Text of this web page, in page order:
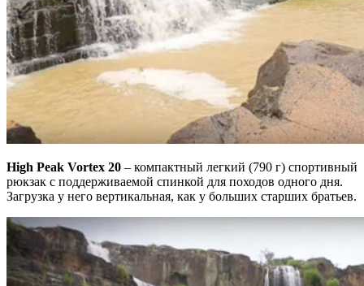
High Peak Vortex 20 – компактный легкий (790 г) спортивный
рюкзак с поддерживаемой спинкой для походов одного дня.
Загрузка у него вертикальная, как у больших старших братьев.